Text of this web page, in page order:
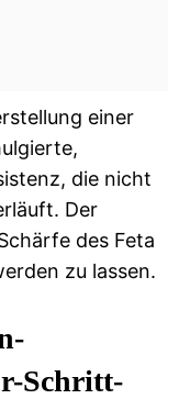
einer
die nicht
Der
des Feta
zu lassen.
Schritt-